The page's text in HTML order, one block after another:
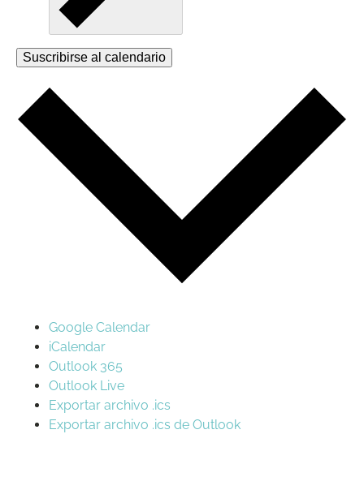
Suscribirse al calendario
Google Calendar
iCalendar
Outlook 365
Outlook Live
Exportar archivo .ics
Exportar archivo .ics de Outlook